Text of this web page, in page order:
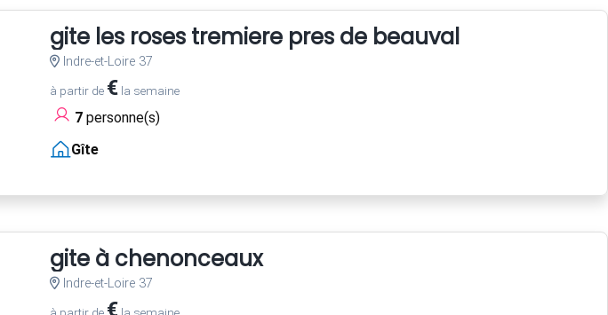
gite les roses tremiere pres de beauval
Indre-et-Loire 37
à partir de €la semaine
7personne(s)
Gîte
gite à chenonceaux
Indre-et-Loire 37
€